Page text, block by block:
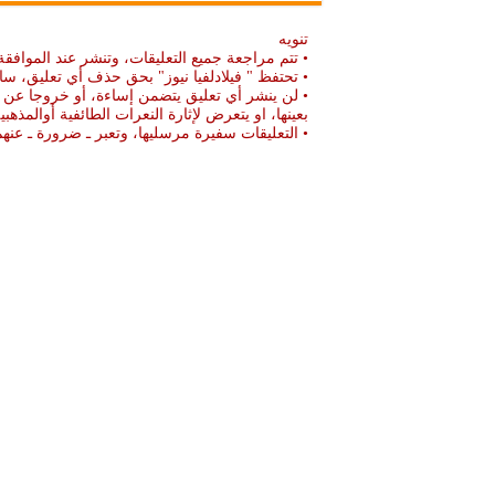
تنويه
• تتم مراجعة جميع التعليقات، وتنشر عند
• تحتفظ " فيلادلفيا نيوز" بحق حذف أي تعليق،
• لن ينشر أي تعليق يتضمن إساءة، أو خروجا عن
بعينها، او يتعرض لإثارة النعرات الطائفية
• التعليقات سفيرة مرسليها، وتعبر ـ ضرورة